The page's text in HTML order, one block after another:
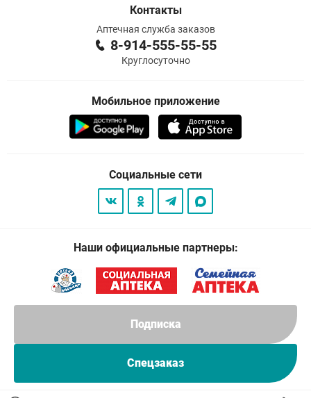
Подписка
Спецзаказ
Контакты
Аптечная служба заказов
8-914-555-55-55
Круглосуточно
Мобильное приложение
Социальные сети
Наши официальные партнеры: